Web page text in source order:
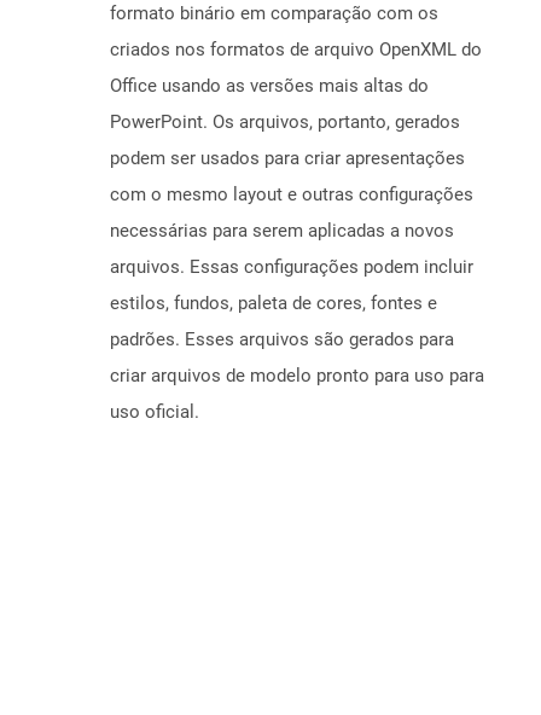
formato binário em comparação com os
criados nos formatos de arquivo OpenXML do
Office usando as versões mais altas do
PowerPoint. Os arquivos, portanto, gerados
podem ser usados ​​para criar apresentações
com o mesmo layout e outras configurações
necessárias para serem aplicadas a novos
arquivos. Essas configurações podem incluir
estilos, fundos, paleta de cores, fontes e
padrões. Esses arquivos são gerados para
criar arquivos de modelo pronto para uso para
uso oficial.